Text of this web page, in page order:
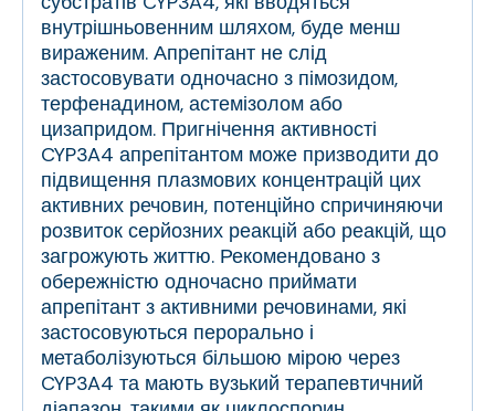
внутрішньовенним шляхом, буде менш
вираженим. Апрепітант не слід
застосовувати одночасно з пімозидом,
терфенадином, астемізолом або
цизапридом. Пригнічення активності
CYP3A4 апрепітантом може призводити до
підвищення плазмових концентрацій цих
активних речовин, потенційно спричиняючи
розвиток серйозних реакцій або реакцій, що
загрожують життю. Рекомендовано з
обережністю одночасно приймати
апрепітант з активними речовинами, які
застосовуються перорально і
метаболізуються більшою мірою через
CYP3A4 та мають вузький терапевтичний